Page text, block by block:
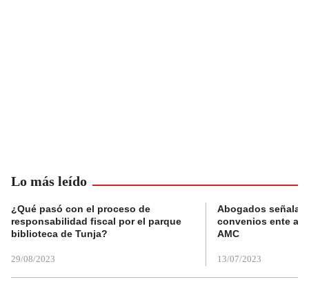
Lo más leído
¿Qué pasó con el proceso de
responsabilidad fiscal por el parque
biblioteca de Tunja?
29/08/2023
Abogados
convenios ente
AMC
13/07/2023